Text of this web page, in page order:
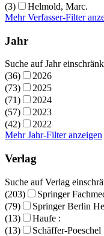
(3)
Helmold, Marc.
Mehr Verfasser-Filter
Jahr
Suche auf Jahr
(36)
2026
(73)
2025
(71)
2024
(57)
2023
(42)
2022
Mehr Jahr-Filter anzeigen
Verlag
Suche auf Verlag
(203)
Springer
(79)
Springer Berlin
(13)
Haufe :
(13)
Schäffer-Poeschel